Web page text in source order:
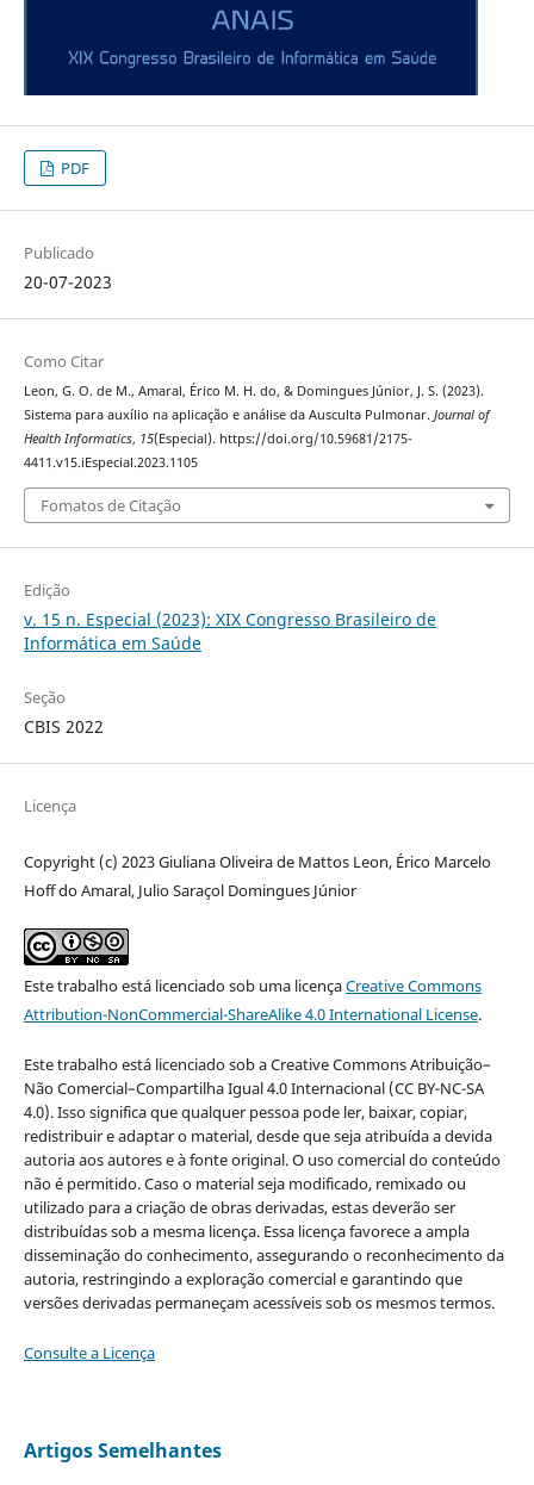
PDF
Publicado
20-07-2023
Como Citar
Leon, G. O. de M., Amaral, Érico M. H. do, & Domingues Júnior, J. S. (2023).
Sistema para auxílio na aplicação e análise da Ausculta Pulmonar. Journal of
Health Informatics, 15(Especial). https://doi.org/10.59681/2175-
4411.v15.iEspecial.2023.1105
Fomatos de Citação
Edição
v. 15 n. Especial (2023): XIX Congresso Brasileiro de
Informática em Saúde
Seção
CBIS 2022
Licença
Copyright (c) 2023 Giuliana Oliveira de Mattos Leon, Érico Marcelo
Hoff do Amaral, Julio Saraçol Domingues Júnior
Este trabalho está licenciado sob uma licençaCreative Commons
Attribution-NonCommercial-ShareAlike 4.0 International License.
Este trabalho está licenciado sob a Creative Commons Atribuição–
Não Comercial–Compartilha Igual 4.0 Internacional (CC BY-NC-SA
4.0). Isso significa que qualquer pessoa pode ler, baixar, copiar,
redistribuir e adaptar o material, desde que seja atribuída a devida
autoria aos autores e à fonte original. O uso comercial do conteúdo
não é permitido. Caso o material seja modificado, remixado ou
utilizado para a criação de obras derivadas, estas deverão ser
distribuídas sob a mesma licença. Essa licença favorece a ampla
disseminação do conhecimento, assegurando o reconhecimento da
autoria, restringindo a exploração comercial e garantindo que
versões derivadas permaneçam acessíveis sob os mesmos termos.
Consulte a Licença
Artigos Semelhantes